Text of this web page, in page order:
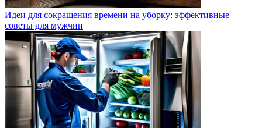
Идеи для сокращения времени на уборку: эффективные
советы для мужчин